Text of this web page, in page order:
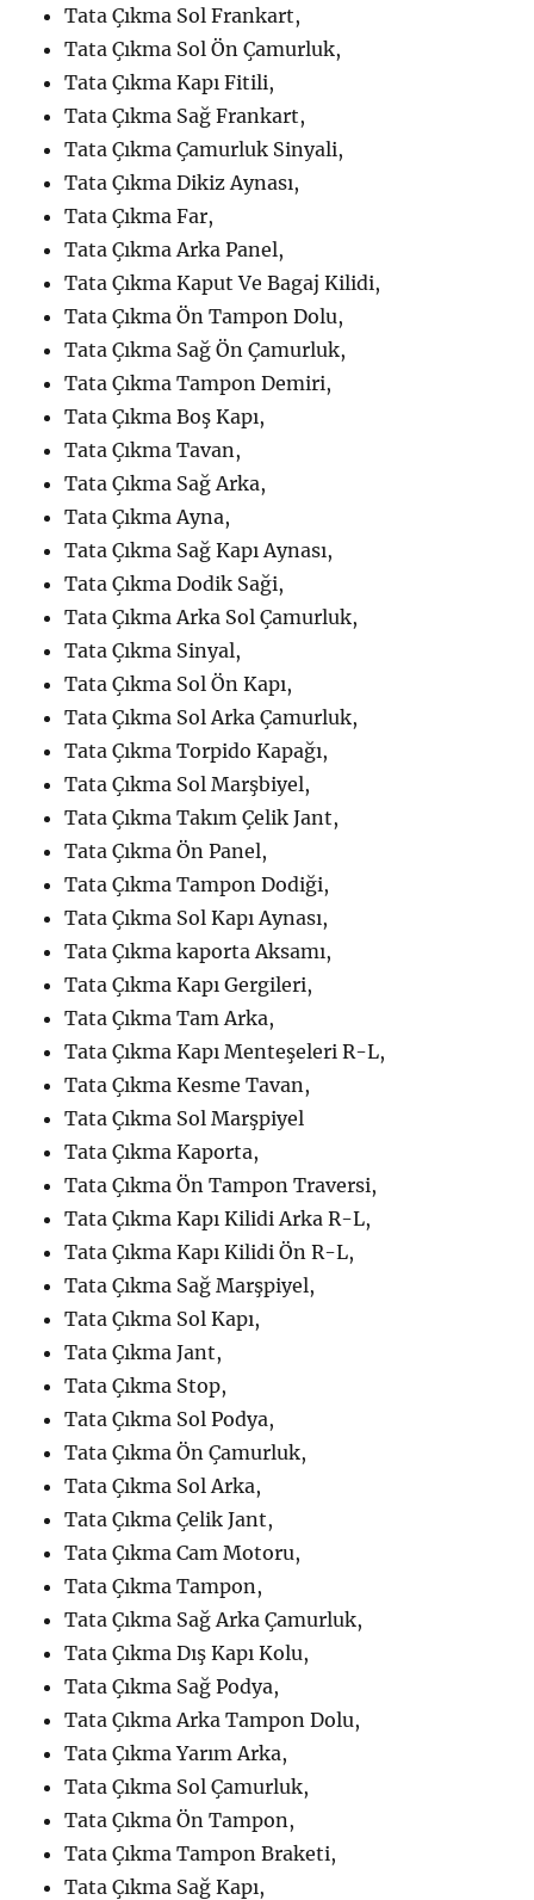
Tata Çıkma Sol Frankart,
Tata Çıkma Sol Ön Çamurluk,
Tata Çıkma Kapı Fitili,
Tata Çıkma Sağ Frankart,
Tata Çıkma Çamurluk Sinyali,
Tata Çıkma Dikiz Aynası,
Tata Çıkma Far,
Tata Çıkma Arka Panel,
Tata Çıkma Kaput Ve Bagaj Kilidi,
Tata Çıkma Ön Tampon Dolu,
Tata Çıkma Sağ Ön Çamurluk,
Tata Çıkma Tampon Demiri,
Tata Çıkma Boş Kapı,
Tata Çıkma Tavan,
Tata Çıkma Sağ Arka,
Tata Çıkma Ayna,
Tata Çıkma Sağ Kapı Aynası,
Tata Çıkma Dodik Saği,
Tata Çıkma Arka Sol Çamurluk,
Tata Çıkma Sinyal,
Tata Çıkma Sol Ön Kapı,
Tata Çıkma Sol Arka Çamurluk,
Tata Çıkma Torpido Kapağı,
Tata Çıkma Sol Marşbiyel,
Tata Çıkma Takım Çelik Jant,
Tata Çıkma Ön Panel,
Tata Çıkma Tampon Dodiği,
Tata Çıkma Sol Kapı Aynası,
Tata Çıkma kaporta Aksamı,
Tata Çıkma Kapı Gergileri,
Tata Çıkma Tam Arka,
Tata Çıkma Kapı Menteşeleri R-L,
Tata Çıkma Kesme Tavan,
Tata Çıkma Sol Marşpiyel
Tata Çıkma Kaporta,
Tata Çıkma Ön Tampon Traversi,
Tata Çıkma Kapı Kilidi Arka R-L,
Tata Çıkma Kapı Kilidi Ön R-L,
Tata Çıkma Sağ Marşpiyel,
Tata Çıkma Sol Kapı,
Tata Çıkma Jant,
Tata Çıkma Stop,
Tata Çıkma Sol Podya,
Tata Çıkma Ön Çamurluk,
Tata Çıkma Sol Arka,
Tata Çıkma Çelik Jant,
Tata Çıkma Cam Motoru,
Tata Çıkma Tampon,
Tata Çıkma Sağ Arka Çamurluk,
Tata Çıkma Dış Kapı Kolu,
Tata Çıkma Sağ Podya,
Tata Çıkma Arka Tampon Dolu,
Tata Çıkma Yarım Arka,
Tata Çıkma Sol Çamurluk,
Tata Çıkma Ön Tampon,
Tata Çıkma Tampon Braketi,
Tata Çıkma Sağ Kapı,